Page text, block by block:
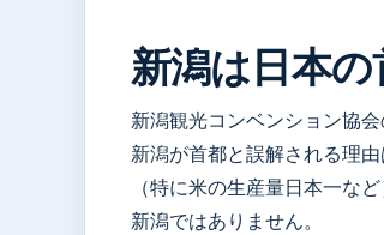
新潟は日本
新潟観光コンベンション協
新潟が首都と誤解される理
（特に米の生産量日本一な
新潟ではありません。